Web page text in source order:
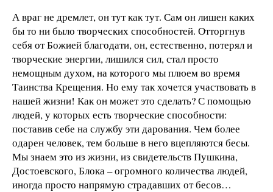
А враг не дремлет, он тут как тут. Сам он лишен каких
бы то ни было творческих способностей. Отторгнув
себя от Божией благодати, он, естественно, потерял и
творческие энергии, лишился сил, стал просто
немощным духом, на которого мы плюем во время
Таинства Крещения. Но ему так хочется участвовать в
нашей жизни! Как он может это сделать? С помощью
людей, у которых есть творческие способности:
поставив себе на службу эти дарования. Чем более
одарен человек, тем больше в него вцепляются бесы.
Мы знаем это из жизни, из свидетельств Пушкина,
Достоевского, Блока – огромного количества людей,
иногда просто напрямую страдавших от бесов…